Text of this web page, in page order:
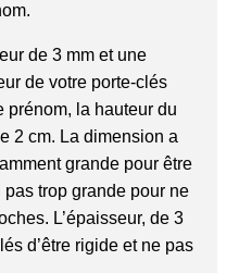
de 3 mm et une
de votre porte-clés
prénom, la hauteur du
2 cm. La dimension a
grande pour être
trop grande pour ne
L’épaisseur, de 3
d’être rigide et ne pas